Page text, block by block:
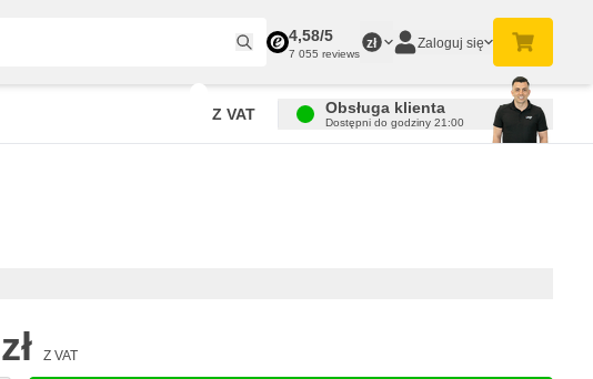
4,58/5
7 055 reviews
zł Zaloguj się
Z VAT Obsługa klienta
Dostępni do godziny 21:00
zł Z VAT